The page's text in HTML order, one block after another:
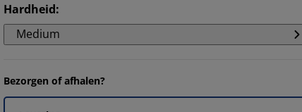
Hardheid:
Medium
Bezorgen of afhalen?